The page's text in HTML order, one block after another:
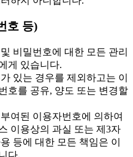
호 등)
비밀번호에 대한 모든 관리
게 있습니다.
있는 경우를 제외하고는 이
호를 공유, 양도 또는 변경할
여된 이용자번호에 의하여
이용상의 과실 또는 제3자
등에 대한 모든 책임은 이
다.